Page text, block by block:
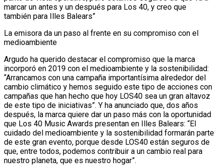
marcar un antes y un después para Los 40, y creo que
también para Illes Balears”
La emisora da un paso al frente en su compromiso con el
medioambiente
Argudo ha querido destacar el compromiso que la marca
incorporó en 2019 con el medioambiente y la sostenibilidad:
“Arrancamos con una campaña importantísima alrededor del
cambio climático y hemos seguido este tipo de acciones con
campañas que han hecho que hoy LOS40 sea un gran altavoz
de este tipo de iniciativas”. Y ha anunciado que, dos años
después, la marca quiere dar un paso más con la oportunidad
que Los 40 Music Awards presentan en Illes Balears: “El
cuidado del medioambiente y la sostenibilidad formarán parte
de este gran evento, porque desde LOS40 están seguros de
que, entre todos, podemos contribuir a un cambio real para
nuestro planeta, que es nuestro hogar”.